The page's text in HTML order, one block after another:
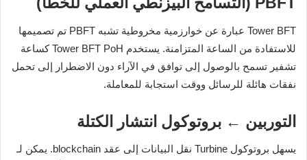
Tower BFT عبارة عن خوارزمية مخروطية تشبه PBFT تم تصميمها
للاستفادة من الساعة المتزامنة. يستخدم Tower BFT PoH كساعة
تشفير تسمح بالوصول إلى توافق في الآراء دون الاضطرار إلى تحمل
نفقات هائلة للرسائل ووقت استجابة للمعاملة.
التوربين ← بروتوكول انتشار الكتلة
يسهل بروتوكول Turbine نقل البيانات إلى عقد blockchain. يمكن لـ